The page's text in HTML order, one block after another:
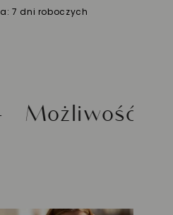
7 dni roboczych
zwrotu do 30